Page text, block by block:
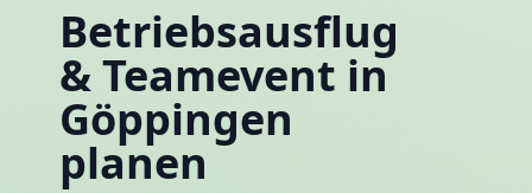
Betriebsausflug
& Teamevent in
Göppingen
planen